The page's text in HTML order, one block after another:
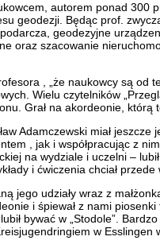
autorem ponad 300
geodezji. Będąc prof.
geodezyjne
oraz szacowanie
, „że naukowcy są od
Wielu czytelników
Grał na akordeonie, którą
Adamczewski miał
, jak i współpracując z
na wydziale i uczelni –
i ćwiczenia chciał
jego udziały wraz z
i śpiewał z nami
bywać w „Stodole”.
w Esslingen